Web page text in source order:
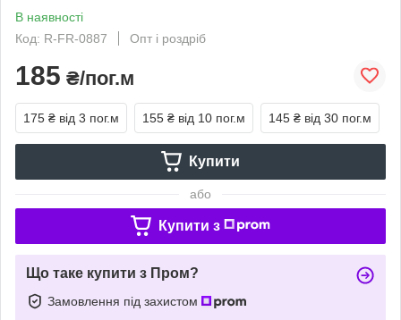
В наявності
Код: R-FR-0887
Опт і роздріб
185 ₴/пог.м
175 ₴ від 3 пог.м 155 ₴ від 10 пог.м 145 ₴ від 30 пог.м
Купити
або
Купити з
Що таке купити з Пром?
Замовлення під захистом